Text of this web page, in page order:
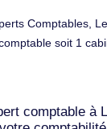
Comptables,
soit 1
comptable à